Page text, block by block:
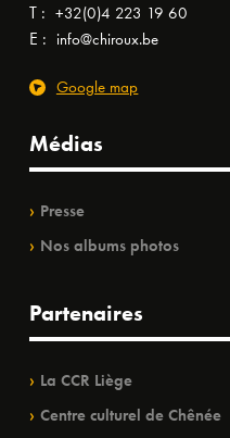
T : +32(0)4 223 19 60
E : info@chiroux.be
Google map
Médias
Presse
Nos albums photos
Partenaires
La CCR Liège
Centre culturel de Chênée